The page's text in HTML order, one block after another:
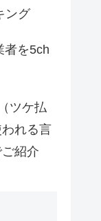
ング
者を5ch
ツケ払
れる言
紹介